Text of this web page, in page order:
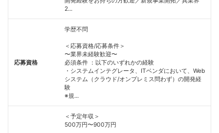
こちらの企業もフォローしませんか？
2...
応募資格
学歴不問
＜応募資格/応募条件＞
〜業界未経験歓迎〜
必須条件 ：以下のいずれかの経験
・システムインテグレータ、ITベンダにおいて、Web
システム（クラウド/オンプレミス問わず）の開発経
験
※規...
＜予定年収＞
500万円〜900万円